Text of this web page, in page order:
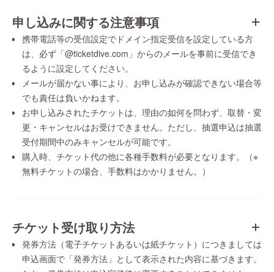
申し込みに関する注意事項
携帯電話等の受信設定でドメイン指定受信を設定している方
は、必ず「@ticketdive.com」からのメールを事前に受信でき
るように設定してください。
メールが届かない事により、お申し込みが確認できない場合等
でも責任は負いかねます。
お申し込みされたチケットは、理由の如何を問わず、取替・変
更・キャンセルはお受けできません。ただし、抽選申込は抽選
受付期間中のみキャンセルが可能です。
購入時、チケット代の他に各種手数料が必要となります。（※
無料チケットの場合、手数料はかかりません。）
チケット受け取り方法
発券方法（電子チケットあるいは紙チケット）につきましては
申込画面で「発券方法」として表示された内容に基づきます。